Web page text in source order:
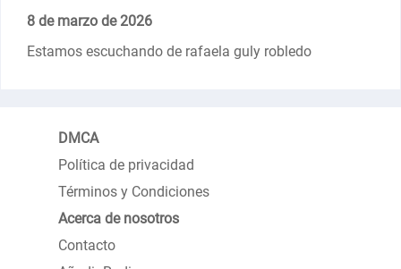
8 de marzo de 2026
Estamos escuchando de rafaela guly robledo
DMCA
Política de privacidad
Términos y Condiciones
Acerca de nosotros
Contacto